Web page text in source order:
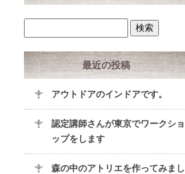
最近の投稿
アウトドアのインドアです。
認定講師さんが東京でワークショ
ップをします
森の中のアトリエを作ってみまし